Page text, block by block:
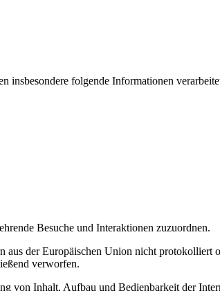
insbesondere folgende Informationen
Besuche und Interaktionen zuzuordnen.
der Europäischen Union nicht protokolliert
verworfen.
von Inhalt, Aufbau und Bedienbarkeit der